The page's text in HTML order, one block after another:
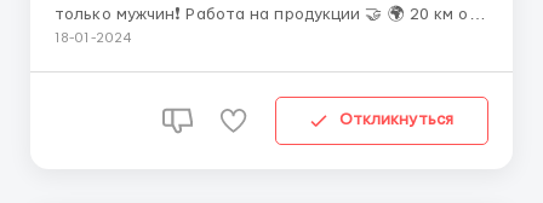
только мужчин❗️ Работа на продукции 🤝 🌍 20 км от
Бельско - Бяла 💰Ставкa: 21,00 зл/ч нетто(+1,50 зл
дневные смены Среднее количество рабочи...
18-01-2024
Откликнуться